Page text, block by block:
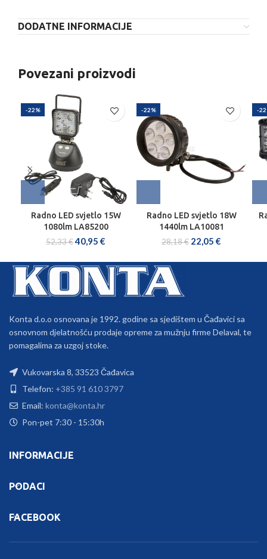
DODATNE INFORMACIJE
Povezani proizvodi
-22%
Radno LED svjetlo 15W
1080lm LA85200
52,33€40,95 €
-22%
Radno LED svjetlo 18W
1440lm LA10081
28,18€ 22,05 €
-
Konta d.o.o osnovana je 1992. godine sa sjedištem u Čađavici sa
osnovnom djelatnošću prodaje opreme za mužnju firme Delaval, te
pomagalima za uzgoj stoke.
Vukovarska 8, 33523 Čađavica
Telefon: +385 91 610 3797
Email: konta@konta.hr
Pon-pet 7:30 - 15:30h
INFORMACIJE
PODACI
FACEBOOK